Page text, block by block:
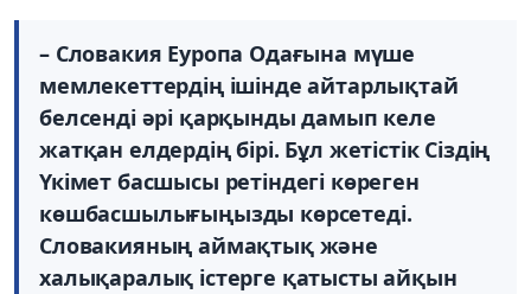
– Словакия Еуропа Одағына мүше
мемлекеттердің ішінде айтарлықтай
белсенді әрі қарқынды дамып келе
жатқан елдердің бірі. Бұл жетістік Сіздің
Үкімет басшысы ретіндегі көреген
көшбасшылығыңызды көрсетеді.
Словакияның аймақтық және
халықаралық істерге қатысты айқын